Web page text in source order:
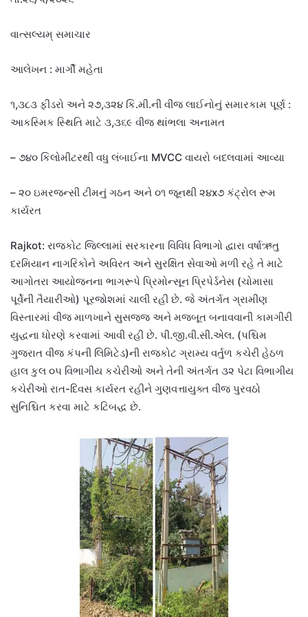
વાત્સલ્યમ્ સમાચાર
આલેખન : માર્ગી મહેતા
૧,૩૮૩ ફીડરો અને ૨૭,૩૨૪ કિ.મી.ની વીજ લાઈનોનું સમારકામ પૂર્ણ :
આકસ્મિક સ્થિતિ માટે ૩,૩૬૯ વીજ થાંભલા અનામત
– ૭૪૦ કિલોમીટરથી વધુ લંબાઈના MVCC વાયરો બદલવામાં આવ્યા
– ૨૦ ઇમરજન્સી ટીમનું ગઠન અને ૦૧ જૂનથી ૨૪x૭ કંટ્રોલ રૂમ
કાર્યરત
Rajkot: રાજકોટ જિલ્લામાં સરકારના વિવિધ વિભાગો દ્વારા વર્ષાઋતુ
દરમિયાન નાગરિકોને અવિરત અને સુરક્ષિત સેવાઓ મળી રહે તે માટે
આગોતરા આયોજનના ભાગરૂપે પ્રિમોન્સૂન પ્રિપેર્ડનેસ (ચોમાસા
પૂર્વેની તૈયારીઓ) પૂરજોશમાં ચાલી રહી છે. જે અંતર્ગત ગ્રામીણ
વિસ્તારમાં વીજ માળખાને સુસજ્જ અને મજબૂત બનાવવાની કામગીરી
યુદ્ધના ધોરણે કરવામાં આવી રહી છે. પી.જી.વી.સી.એલ. (પશ્ચિમ
ગુજરાત વીજ કંપની લિમિટેડ)ની રાજકોટ ગ્રામ્ય વર્તુળ કચેરી હેઠળ
હાલ કુલ ૦૫ વિભાગીય કચેરીઓ અને તેની અંતર્ગત ૩૨ પેટા વિભાગીય
કચેરીઓ રાત-દિવસ કાર્યરત રહીને ગુણવત્તાયુક્ત વીજ પુરવઠો
સુનિશ્ચિત કરવા માટે કટિબદ્ધ છે.